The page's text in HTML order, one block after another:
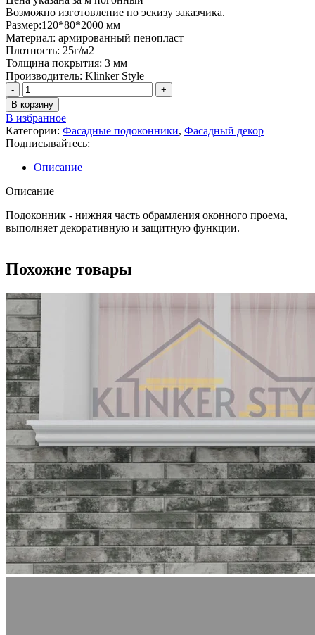
Возможно изготовление по эскизу заказчика.
Размер:120*80*2000 мм
Материал: армированный пенопласт
Плотность: 25г/м2
Толщина покрытия: 3 мм
Производитель: Klinker Style
В корзину
В избранное
Категории: Фасадные подоконники, Фасадный декор
Подписывайтесь:
Описание
Описание
Подоконник - нижняя часть обрамления оконного проема,
выполняет декоративную и защитную функции.
Похожие товары